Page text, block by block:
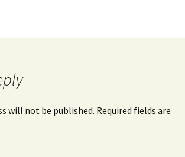
will not be published. Required fields are